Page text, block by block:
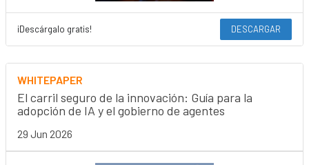
¡Descárgalo gratis! DESCARGAR
WHITEPAPER
El carril seguro de la innovación: Guía para la
adopción de IA y el gobierno de agentes
29 Jun 2026